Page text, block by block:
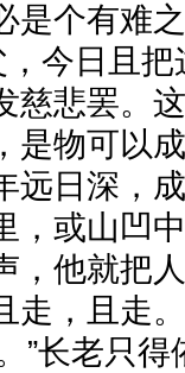
是个有难
，今日且
慈悲罢。
是物可以
远日深，
，或山凹
，他就把
走，且走
”长老只